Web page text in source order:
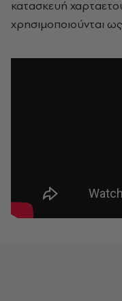
κατασκευή
χρησιμοποιούνται